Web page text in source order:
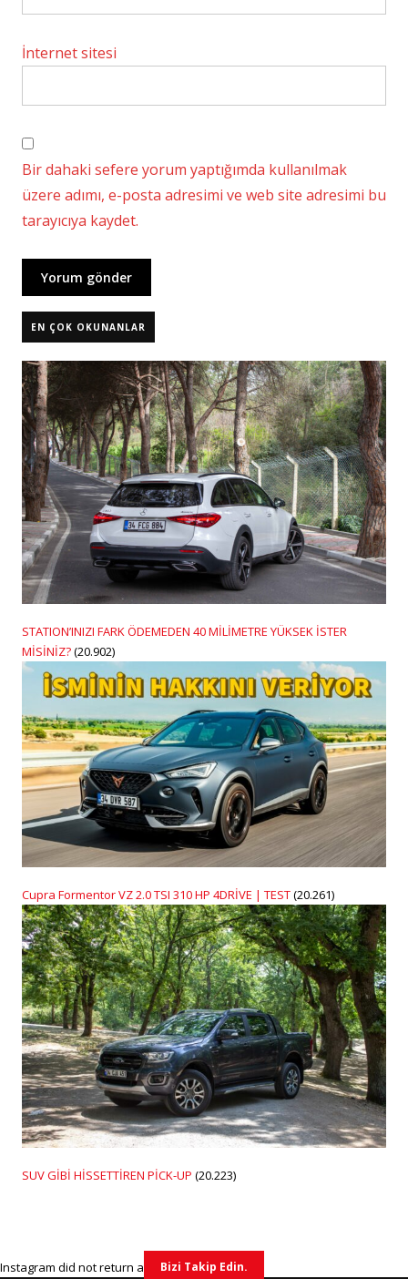
İnternet sitesi
Bir dahaki sefere yorum yaptığımda kullanılmak
üzere adımı, e-posta adresimi ve web site adresimi bu
tarayıcıya kaydet.
EN ÇOK OKUNANLAR
STATION’INIZI FARK ÖDEMEDEN 40 MİLİMETRE YÜKSEK İSTER
MİSİNİZ?(20.902)
Cupra Formentor VZ 2.0 TSI 310 HP 4DRİVE | TEST(20.261)
SUV GİBİ HİSSETTİREN PİCK-UP (20.223)
Instagram did not return a 200.Bizi Takip Edin.